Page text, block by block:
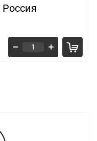
Россия